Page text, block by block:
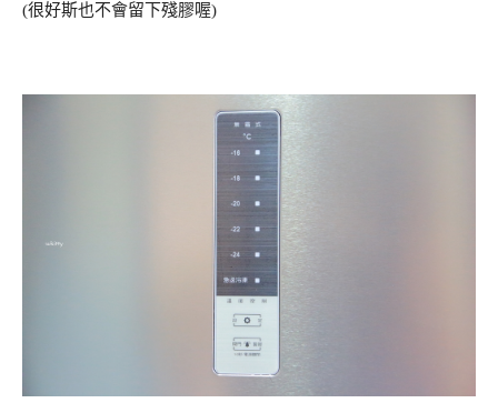
(很好斯也不會留下殘膠喔)